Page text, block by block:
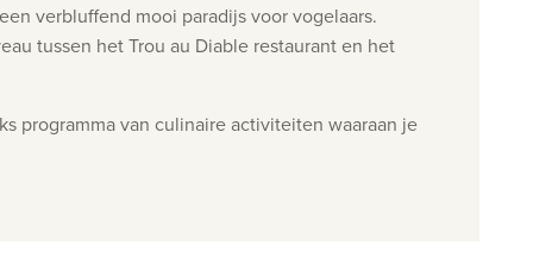
verbluffend mooi paradijs voor vogelaars.
tussen het Trou au Diable restaurant en het
programma van culinaire activiteiten waaraan je